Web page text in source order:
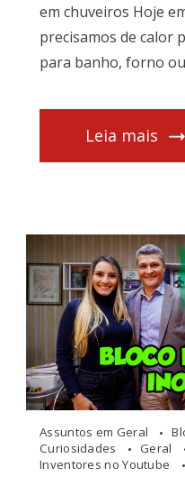
em chuveiros Hoje
precisamos de calor
para banho, forno
Leia mais
Assuntos em Geral
Curiosidades
Geral
Inventores no Youtube